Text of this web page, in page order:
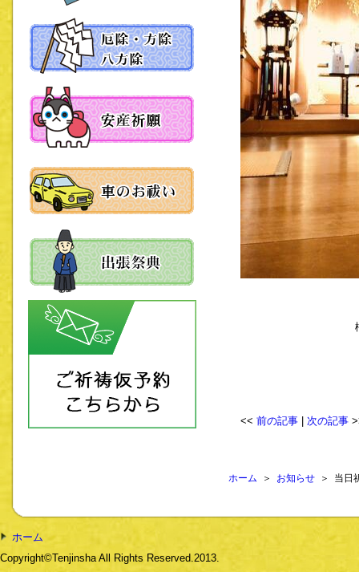
権禰宜
<< 前の記事 次の記事
ホーム ＞ お知らせ ＞ 当日
ホーム
Copyright©Tenjinsha All Rights Reserved.2013.